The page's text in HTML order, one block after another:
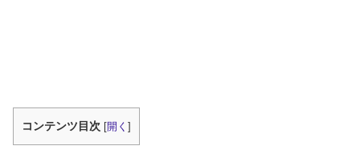
コンテンツ目次 [開く ]